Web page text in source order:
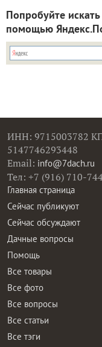
Попробуйте
помощью
ИНН: 9715003782
5147746293448
Email: info@7dach.ru
Тел: +7 (916) 710-
Главная страница
Сейчас публикуют
Сейчас обсуждают
Дачные вопросы
Помощь
Все товары
Все фото
Все вопросы
Все статьи
Все тэги